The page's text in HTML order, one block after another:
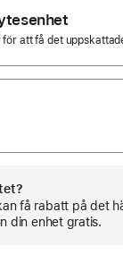
att få det
få rabatt på det
din enhet gratis.